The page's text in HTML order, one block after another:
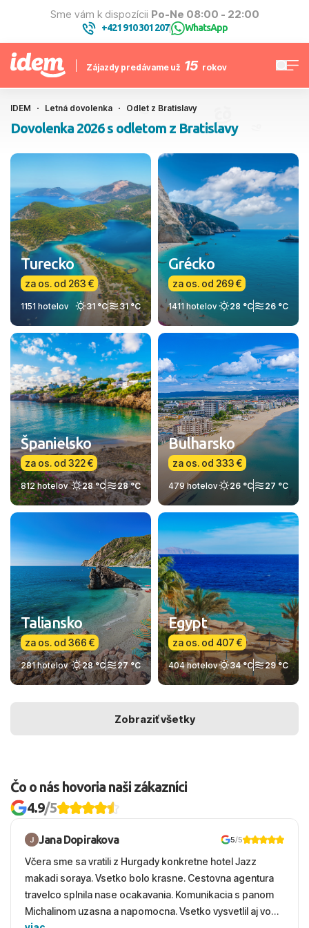
Sme vám k dispozícii Po-Ne 08:00 - 22:00
+421 910 301 207| WhatsApp
Zájazdy predávame už 15 rokov
IDEM Letná dovolenka Odlet z Bratislavy
Dovolenka 2026 s odletom z Bratislavy
Turecko
za os. od 263 €
1151 hotelov 31 °C 31 °C
Grécko
za os. od 269 €
1411 hotelov 28 °C 26 °C
Španielsko
za os. od 322 €
812 hotelov 28 °C 28 °C
Bulharsko
za os. od 333 €
479 hotelov 26 °C 27 °C
Taliansko
za os. od 366 €
281 hotelov 28 °C 27 °C
Egypt
za os. od 407 €
404 hotelov 34 °C 29 °C
Zobraziť všetky
Čo o nás hovoria naši zákazníci
4.9/5
Jana Dopirakova 5/5
Včera sme sa vratili z Hurgady konkretne hotel Jazz
makadi soraya. Vsetko bolo krasne. Cestovna agentura
travelco splnila nase ocakavania. Komunikacia s panom
Michalinom uzasna a napomocna. Vsetko vysvetlil aj vo